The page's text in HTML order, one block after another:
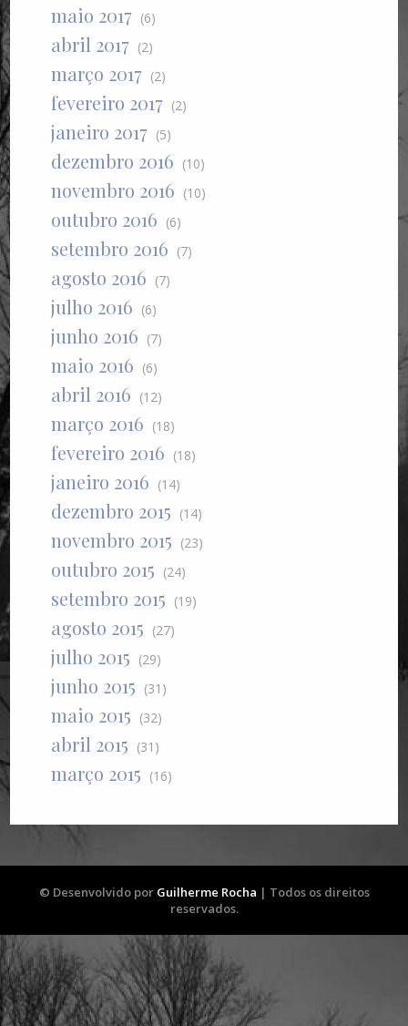
maio 2017 (6)
abril 2017 (2)
março 2017 (2)
fevereiro 2017 (2)
janeiro 2017 (5)
dezembro 2016 (10)
novembro 2016 (10)
outubro 2016 (6)
setembro 2016 (7)
agosto 2016 (7)
julho 2016 (6)
junho 2016 (7)
maio 2016 (6)
abril 2016 (12)
março 2016 (18)
fevereiro 2016 (18)
janeiro 2016 (14)
dezembro 2015 (14)
novembro 2015 (23)
outubro 2015 (24)
setembro 2015 (19)
agosto 2015 (27)
julho 2015 (29)
junho 2015 (31)
maio 2015 (32)
abril 2015 (31)
março 2015 (16)
© Desenvolvido por Guilherme Rocha | Todos os direitos
reservados.